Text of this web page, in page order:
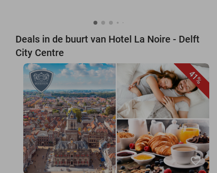
Deals in de buurt van Hotel La Noire - Delft
City Centre
41%
favorite_border